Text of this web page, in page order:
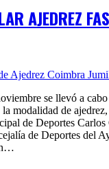
FASEAJEDREZ
Ajedrez Coimbra
se llevó a
modalidad de
de Deportes Carlos
de Deportes del